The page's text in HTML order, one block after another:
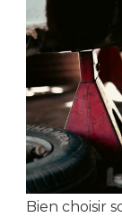
Bien choisir